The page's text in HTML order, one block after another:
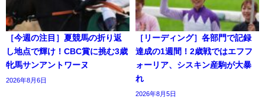
［今週の注目］夏競馬の折り返
し地点で輝け！CBC賞に挑む3歳
牝馬サンアントワーヌ
2026年8月6日
［リーディング］各部門で記録
達成の1週間！2歳戦ではエフフ
ォーリア、シスキン産駒が大暴
れ
2026年8月5日